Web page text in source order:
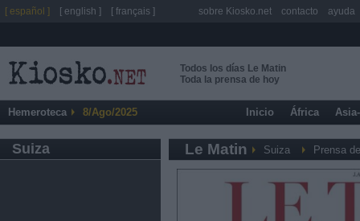
Todos los días Le Matin
Toda la prensa de hoy
Hemeroteca 8/Ago/2025 Inicio África
Suiza Le Matin Suiza Prensa
[ español ] [ english ] [ français ] sobre Kiosko.net contacto ayuda